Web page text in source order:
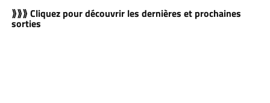
⟫⟫⟫ Cliquez pour découvrir les dernières et prochaines
sorties